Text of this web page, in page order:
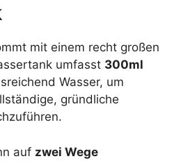
mit einem recht großen
umfasst 300ml
Wasser, um
gründliche
auf zwei Wege